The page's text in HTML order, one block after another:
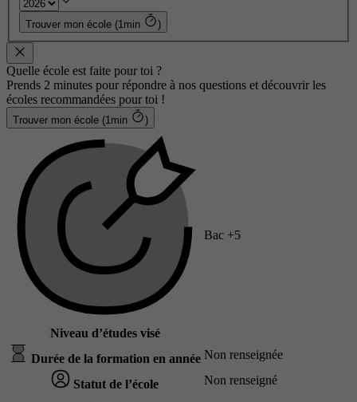
Trouver mon école (1min )
Quelle école est faite pour toi ?
Prends 2 minutes pour répondre à nos questions et découvrir les
écoles recommandées pour toi !
Trouver mon école (1min )
Niveau d’études visé
Bac +5
Durée de la formation en année Non renseignée
Statut de l’école Non renseigné